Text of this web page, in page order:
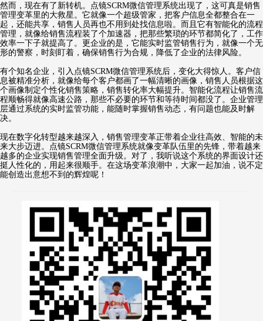
然而，现在有了新转机。点镜SCRM微信管理系统出现了，这可真是销售
管理变革里的大救星。它就像一个超级管家，把客户信息全都整合在一
起，还能共享，销售人员再也不用到处找信息啦。而且它有智能化的流程
管理，就像给销售流程装了个加速器，把那些繁琐的环节都简化了，工作
效率一下子就提高了。更企业的是，它能实时监管销售行为，就像一个无
形的警察，时刻盯着，确保销售行为合规，降低了企业的法律风险。
有个知名企业，引入点镜SCRM微信管理系统后，变化大得惊人。客户信
息被精准分析，就像给每个客户都画了一幅清晰的画像，销售人员根据这
个画像制定个性化销售策略，销售转化率大幅提升。智能化流程让销售流
程顺畅得就像高速公路，那些不必要的环节和等待时间都没了。企业管理
层通过系统的实时监管功能，能随时掌握销售动态，有问题也能及时解
决。
现在数字化转型越来越深入，销售管理变革正带着企业往高效、智能的未
来大步迈进。点镜SCRM微信管理系统就像变革队伍里的先锋，带着越来
越多的企业实现销售管理全面升级。对了，我听说这个系统的界面设计还
挺人性化的，用起来很顺手。在这场变革浪潮中，大家一起加油，说不定
能创造出意想不到的辉煌呢！